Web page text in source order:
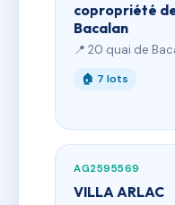
copropriété
Bacalan
📍 20 quai de
🏠 7 lots
AG2595569
VILLA ARLAC